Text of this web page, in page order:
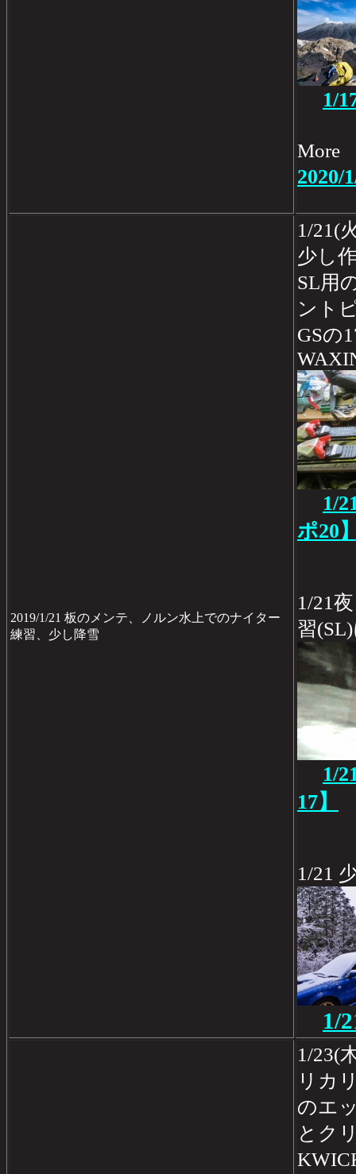
1/
2020/
2019/1/21 板のメンテ、ノルン水上でのナイター
練習、少し降雪
1/21(
少し
SL用
ント
GSの
1/
ポ20
1/21
習
1/
17】
1/21
1/
1/23(
リカ
のエ
とク